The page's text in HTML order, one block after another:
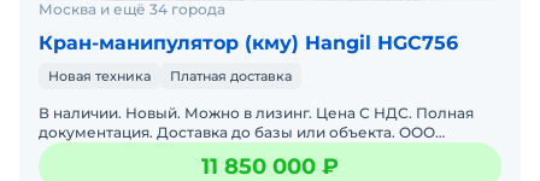
Москва и ещё 34 города
Кран-манипулятор (кму) Hangil HGC756
Новая техника Платная доставка
В наличии. Новый. Можно в лизинг. Цена С НДС. Полная
документация. Доставка до базы или объекта. ООО
"МирСпецТехники" является мультибрендовым
официальным дилер 11 850 000 ₽